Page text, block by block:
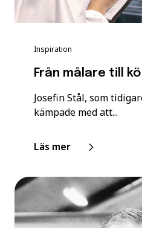
Inspiration
Från målare till
Josefin Stål, som
kämpade med att...
Läs mer